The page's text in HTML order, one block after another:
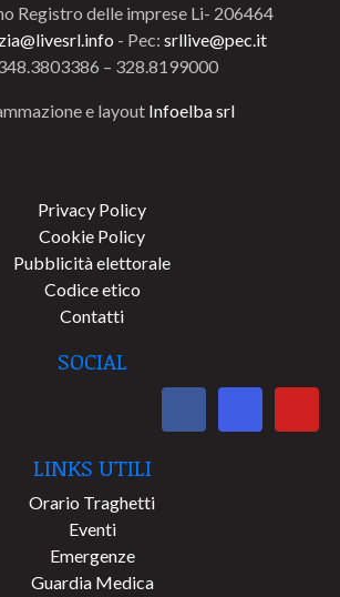
Registro delle imprese Li- 206464
- Pec: srllive@pec.it
– 328.8199000
e layout Infoelba srl
Privacy Policy
Cookie Policy
Pubblicità elettorale
Codice etico
Contatti
SOCIAL
LINKS UTILI
Orario Traghetti
Eventi
Emergenze
Guardia Medica